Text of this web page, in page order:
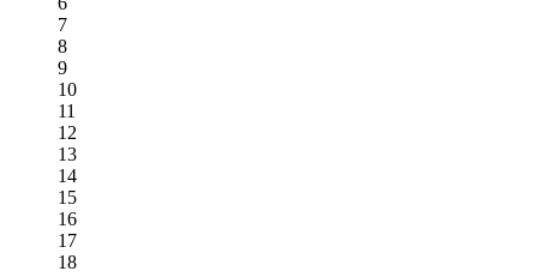
7
8
9
10
11
12
13
14
15
16
17
18